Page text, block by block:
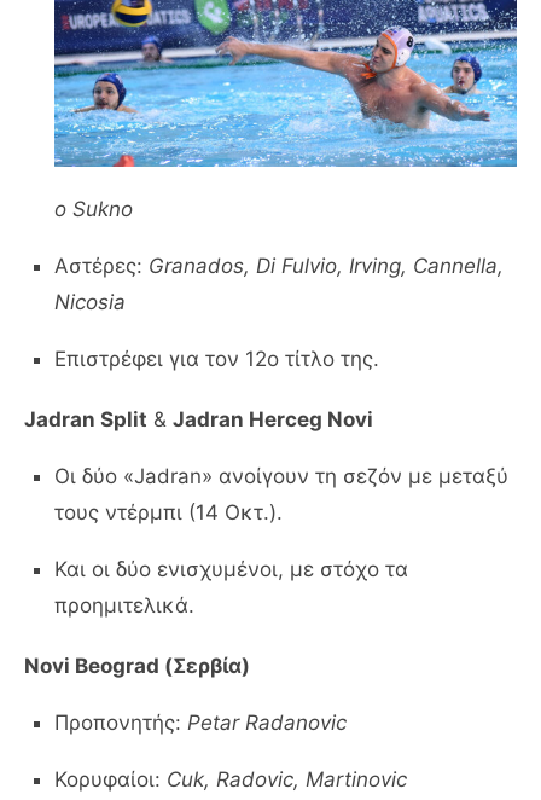
o Sukno
Αστέρες: Granados, Di Fulvio, Irving, Cannella,
Nicosia
Επιστρέφει για τον 12ο τίτλο της.
Jadran Split & Jadran Herceg Novi
Οι δύο «Jadran» ανοίγουν τη σεζόν με μεταξύ
τους ντέρμπι (14 Οκτ.).
Και οι δύο ενισχυμένοι, με στόχο τα
προημιτελικά.
Novi Beograd (Σερβία)
Προπονητής: Petar Radanovic
Κορυφαίοι: Cuk, Radovic, Martinovic